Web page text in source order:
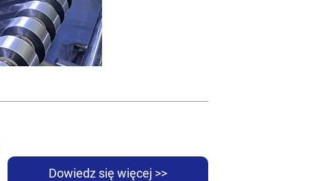
Dowiedz się więcej >>